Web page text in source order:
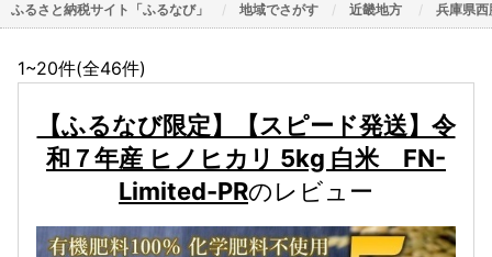
ふるさと納税サイト「ふるなび」 地域でさがす 近畿地方 兵庫県西
1~20件(全46件)
【ふるなび限定】【スピード発送】令
和７年産 ヒノヒカリ 5kg 白米 FN-
Limited-PRのレビュー